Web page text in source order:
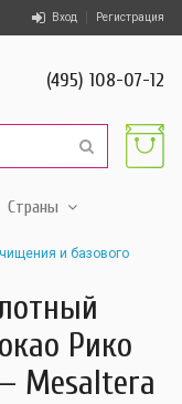
Вход Регистрация
(495) 108-07-12
Страны
и базового
Рико
— Mesaltera